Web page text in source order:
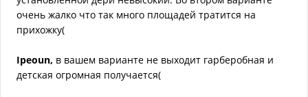
очень жалко что так много площадей тратится на
прихожку(
Ipeoun, в вашем варианте не выходит гарберобная и
детская огромная получается(